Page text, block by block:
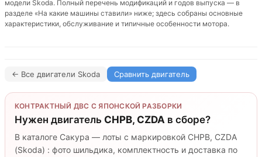
модели Skoda. Полный перечень модификаций и годов выпуска — в
разделе «На какие машины ставили» ниже; здесь собраны основные
характеристики, обслуживание и типичные особенности мотора.
← Все двигатели Skoda Сравнить двигатель
КОНТРАКТНЫЙ ДВС С ЯПОНСКОЙ РАЗБОРКИ
Нужен двигатель CHPB, CZDA в сборе?
В каталоге Сакура — лоты с маркировкой CHPB, CZDA
(Skoda) : фото шильдика, комплектность и доставка по